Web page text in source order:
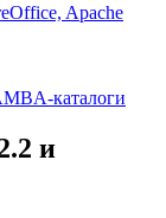
Apache
каталоги
и